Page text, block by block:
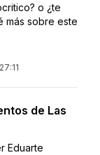
o ¿te
más sobre este
27:11
de Las
Eduarte